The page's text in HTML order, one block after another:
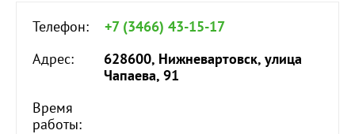
Телефон:
+7 (3466) 43-15-17
Адрес:
628600, Нижневартовск, улица
Чапаева, 91
Время
работы: